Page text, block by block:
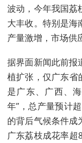
波动，今年我国荔
大丰收。特别是海
产量激增，市场供
据界面新闻此前报
植扩张，仅广东省
是广东、广西、
年”，总产量预计
的背后气候条件成
广东荔枝成花率超